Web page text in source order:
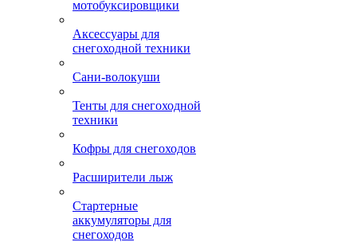
мотобуксировщики
Аксессуары для
снегоходной техники
Сани-волокуши
Тенты для снегоходной
техники
Кофры для снегоходов
Расширители лыж
Стартерные
аккумуляторы для
снегоходов